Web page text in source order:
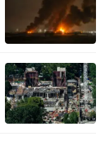
视频、图片或音
the videos,
and posted
a social media